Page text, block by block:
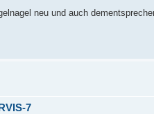
neu und auch
7